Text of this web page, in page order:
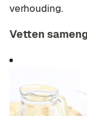
verhouding.
Vetten